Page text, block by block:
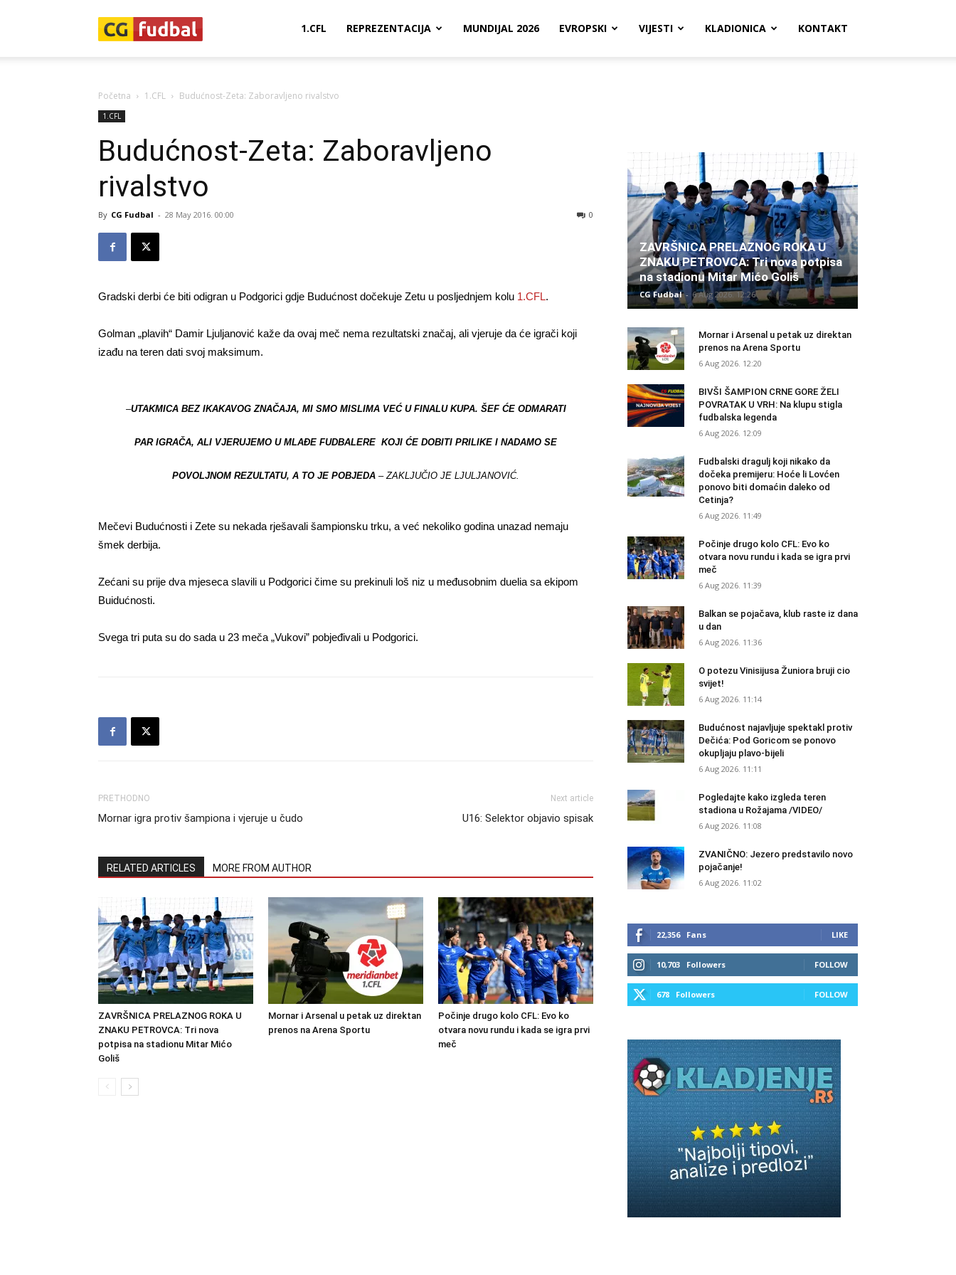
1.CFL REPREZENTACIJA MUNDIJAL 2026 EVROPSKI VIJESTI KLADIONICA KONTAKT
Početna 1.CFL Budućnost-Zeta: Zaboravljeno rivalstvo
1.CFL
Budućnost-Zeta: Zaboravljeno
rivalstvo
By CG Fudbal - 28 May 2016. 00:00 0
Gradski derbi će biti odigran u Podgorici gdje Budućnost dočekuje Zetu u posljednjem kolu 1.CFL.
Golman „plavih“ Damir Ljuljanović kaže da ovaj meč nema rezultatski značaj, ali vjeruje da će igrači koji
izađu na teren dati svoj maksimum.
–UTAKMICA BEZ IKAKAVOG ZNAČAJA, MI SMO MISLIMA VEĆ U FINALU KUPA. ŠEF ĆE ODMARATI
PAR IGRAČA, ALI VJERUJEMO U MLAĐE FUDBALERE KOJI ĆE DOBITI PRILIKE I NADAMO SE
POVOLJNOM REZULTATU, A TO JE POBJEDA – ZAKLJUČIO JE LJULJANOVIĆ.
Mečevi Budućnosti i Zete su nekada rješavali šampionsku trku, a već nekoliko godina unazad nemaju
šmek derbija.
Zećani su prije dva mjeseca slavili u Podgorici čime su prekinuli loš niz u međusobnim duelia sa ekipom
Buidućnosti.
Svega tri puta su do sada u 23 meča „Vukovi” pobjeđivali u Podgorici.
PRETHODNO
Mornar igra protiv šampiona i vjeruje u čudo
Next article
U16: Selektor objavio spisak
RELATED ARTICLES MORE FROM AUTHOR
ZAVRŠNICA PRELAZNOG ROKA U
ZNAKU PETROVCA: Tri nova
potpisa na stadionu Mitar Mićo
Goliš
Mornar i Arsenal u petak uz direktan
prenos na Arena Sportu
Počinje drugo kolo CFL: Evo ko
otvara novu rundu i kada se igra prvi
meč
ZAVRŠNICA PRELAZNOG ROKA U
ZNAKU PETROVCA: Tri nova potpisa
na stadionu Mitar Mićo Goliš
CG Fudbal - 6 Aug 2026. 12:26
Mornar i Arsenal u petak uz direktan
prenos na Arena Sportu
6 Aug 2026. 12:20
BIVŠI ŠAMPION CRNE GORE ŽELI
POVRATAK U VRH: Na klupu stigla
fudbalska legenda
6 Aug 2026. 12:09
Fudbalski dragulj koji nikako da
dočeka premijeru: Hoće li Lovćen
ponovo biti domaćin daleko od
Cetinja?
6 Aug 2026. 11:49
Počinje drugo kolo CFL: Evo ko
otvara novu rundu i kada se igra prvi
meč
6 Aug 2026. 11:39
Balkan se pojačava, klub raste iz dana
u dan
6 Aug 2026. 11:36
O potezu Vinisijusa Žuniora bruji cio
svijet!
6 Aug 2026. 11:14
Budućnost najavljuje spektakl protiv
Dečića: Pod Goricom se ponovo
okupljaju plavo-bijeli
6 Aug 2026. 11:11
Pogledajte kako izgleda teren
stadiona u Rožajama /VIDEO/
6 Aug 2026. 11:08
ZVANIČNO: Jezero predstavilo novo
pojačanje!
6 Aug 2026. 11:02
22,356 Fans LIKE
10,703 Followers FOLLOW
678 Followers FOLLOW